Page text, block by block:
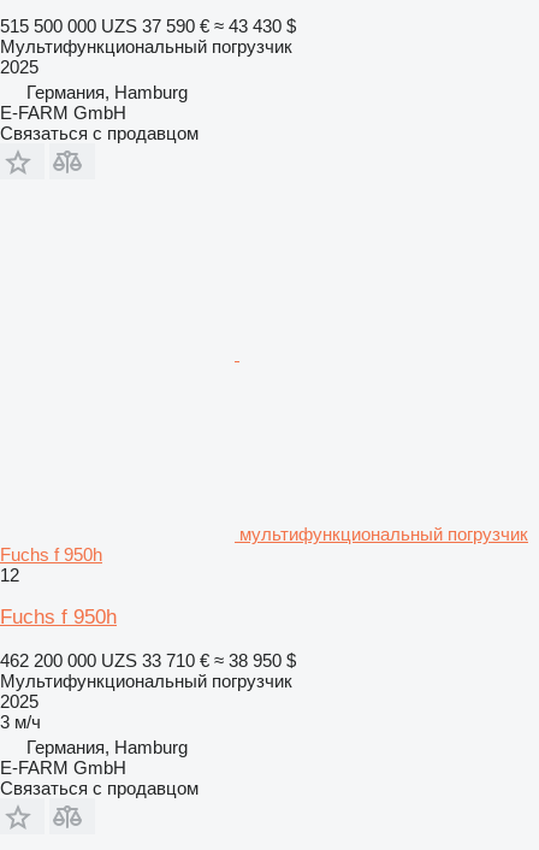
515 500 000 UZS 37 590 € ≈ 43 430 $
Мультифункциональный погрузчик
2025
Германия, Hamburg
E-FARM GmbH
Связаться с продавцом
мультифункциональный погрузчик
Fuchs f 950h
12
Fuchs f 950h
462 200 000 UZS 33 710 € ≈ 38 950 $
Мультифункциональный погрузчик
2025
3 м/ч
Германия, Hamburg
E-FARM GmbH
Связаться с продавцом